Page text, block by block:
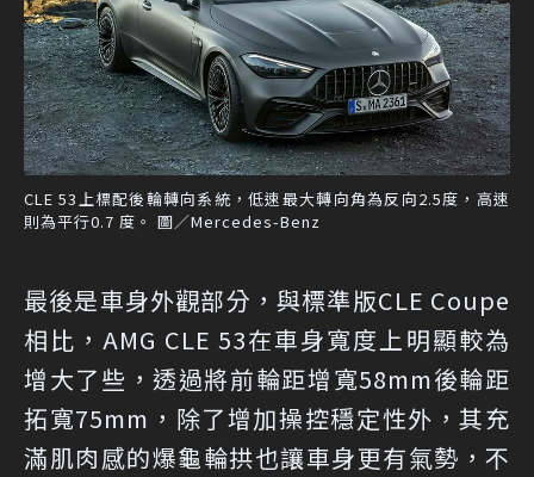
CLE 53上標配後輪轉向系統，低速最大轉向角為反向2.5度，高速
則為平行0.7 度。 圖／Mercedes-Benz
最後是車身外觀部分，與標準版CLE Coupe
相比，AMG CLE 53在車身寬度上明顯較為
增大了些，透過將前輪距增寬58mm後輪距
拓寬75mm，除了增加操控穩定性外，其充
滿肌肉感的爆龜輪拱也讓車身更有氣勢，不